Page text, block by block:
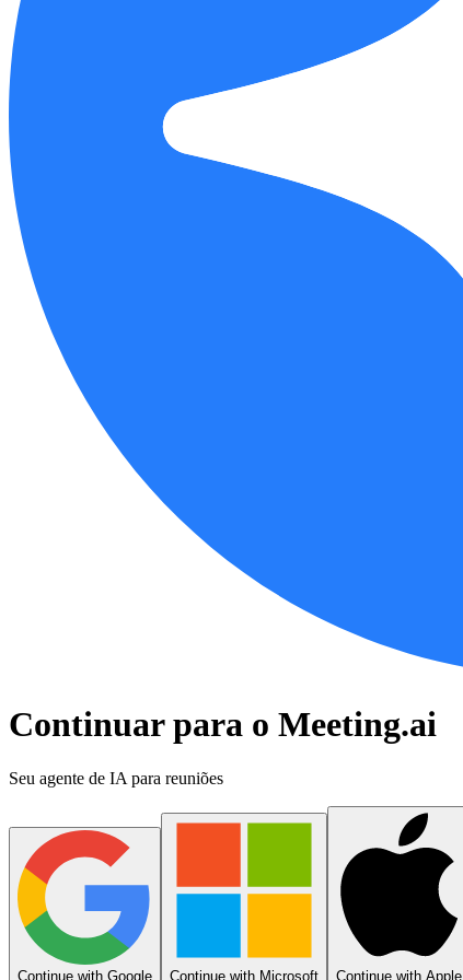
Continuar para o Meeting.ai
Seu agente de IA para reuniões
Continue with Google Continue with Microsoft Continue with Apple